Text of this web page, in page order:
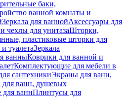
баки,
ванной комнаты и
Зеркала для ваннойАксессуары для
чехлы для унитазаШторки,
пластиковые шторки для
туалетаЗеркала
ванныКоврики для ванной и
Комплектующие для мебели в
сантехникиЭкраны для ванн,
ванн, душевых
ваннПлинтусы для